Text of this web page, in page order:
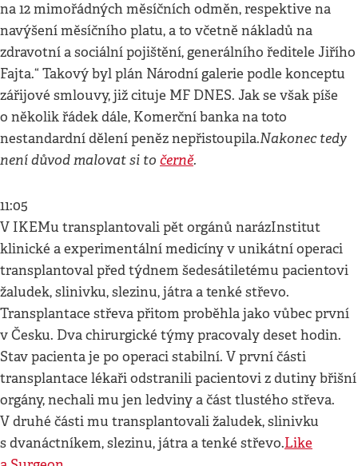
na 12 mimořádných měsíčních odměn, respektive na
navýšení měsíčního platu, a to včetně nákladů na
zdravotní a sociální pojištění, generálního ředitele Jiřího
Fajta.“ Takový byl plán Národní galerie podle konceptu
zářijové smlouvy, již cituje MF DNES. Jak se však píše
o několik řádek dále, Komerční banka na toto
nestandardní dělení peněz nepřistoupila.Nakonec tedy
není důvod malovat si to černě.
11:05
V IKEMu transplantovali pět orgánů narázInstitut
klinické a experimentální medicíny v unikátní operaci
transplantoval před týdnem šedesátiletému pacientovi
žaludek, slinivku, slezinu, játra a tenké střevo.
Transplantace střeva přitom proběhla jako vůbec první
v Česku. Dva chirurgické týmy pracovaly deset hodin.
Stav pacienta je po operaci stabilní. V první části
transplantace lékaři odstranili pacientovi z dutiny břišní
orgány, nechali mu jen ledviny a část tlustého střeva.
V druhé části mu transplantovali žaludek, slinivku
s dvanáctníkem, slezinu, játra a tenké střevo.Like